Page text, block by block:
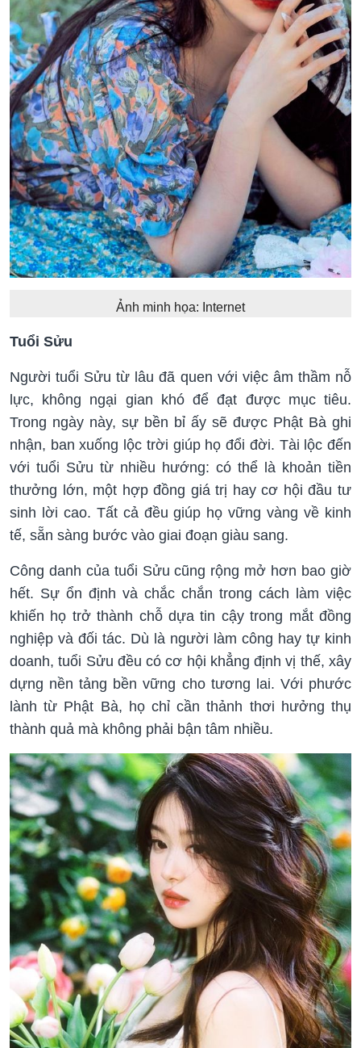
Ảnh minh họa: Internet
Tuổi Sửu
Người tuổi Sửu từ lâu đã quen với việc âm thầm nỗ
lực, không ngại gian khó để đạt được mục tiêu.
Trong ngày này, sự bền bỉ ấy sẽ được Phật Bà ghi
nhận, ban xuống lộc trời giúp họ đổi đời. Tài lộc đến
với tuổi Sửu từ nhiều hướng: có thể là khoản tiền
thưởng lớn, một hợp đồng giá trị hay cơ hội đầu tư
sinh lời cao. Tất cả đều giúp họ vững vàng về kinh
tế, sẵn sàng bước vào giai đoạn giàu sang.
Công danh của tuổi Sửu cũng rộng mở hơn bao giờ
hết. Sự ổn định và chắc chắn trong cách làm việc
khiến họ trở thành chỗ dựa tin cậy trong mắt đồng
nghiệp và đối tác. Dù là người làm công hay tự kinh
doanh, tuổi Sửu đều có cơ hội khẳng định vị thế, xây
dựng nền tảng bền vững cho tương lai. Với phước
lành từ Phật Bà, họ chỉ cần thảnh thơi hưởng thụ
thành quả mà không phải bận tâm nhiều.